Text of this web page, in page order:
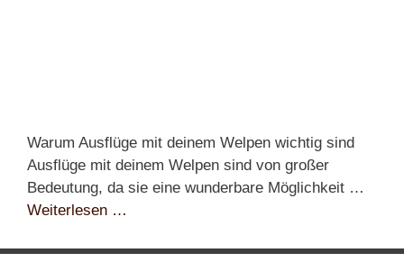
Warum Ausflüge mit deinem Welpen wichtig sind
Ausflüge mit deinem Welpen sind von großer
Bedeutung, da sie eine wunderbare Möglichkeit …
Weiterlesen …